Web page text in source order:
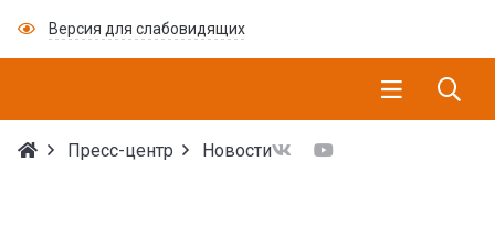
Версия для слабовидящих
Пресс-центр Новости